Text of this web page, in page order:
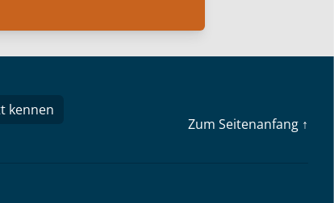
kennen
Zum Seitenanfang ↑